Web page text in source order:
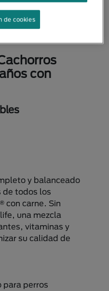
con
y balanceado
de todos los
con carne. Sin
una mezcla
vitaminas y
su calidad de
para perros
de cookies